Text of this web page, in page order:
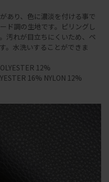
あり、色に濃淡を付ける事で
ド調の生地です。ピリングし
汚れが目立ちにくいため、ペ
。水洗いすることができま
12%
16% NYLON 12%